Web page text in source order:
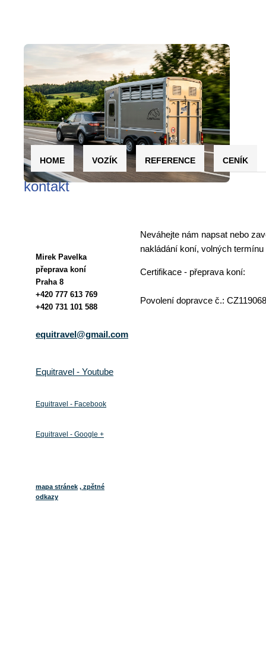
HOME VOZÍK REFERENCE CENÍK
kontakt
Mirek Pavelka
přeprava koní
Praha 8
+420 777 613 769
+420 731 101 588
equitravel@gmail.com
Equitravel - Youtube
Equitravel - Facebook
Equitravel - Google +
mapa stránek , zpětné
odkazy
Neváhejte nám napsat nebo
nakládání koní, volných termínu
Certifikace - přeprava koní:
Povolení dopravce č.: